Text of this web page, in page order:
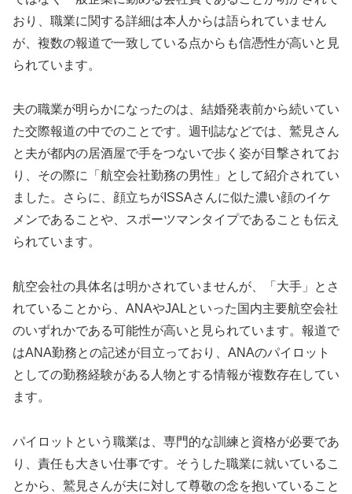
おり、職業に関する詳細は本人からは語られていません
が、複数の報道で一致している点からも信憑性が高いと見
られています。
夫の職業が明らかになったのは、結婚発表前から続いてい
た交際報道の中でのことです。週刊誌などでは、鷲見さん
と夫が都内の居酒屋で手をつないで歩く姿が目撃されてお
り、その際に「航空会社勤務の男性」として紹介されてい
ました。さらに、顔立ちがISSAさんに似た濃い顔のイケ
メンであることや、スポーツマンタイプであることも伝え
られています。
航空会社の具体名は明かされていませんが、「大手」とさ
れていることから、ANAやJALといった国内主要航空会社
のいずれかである可能性が高いと見られています。報道で
はANA勤務との記述が目立っており、ANAのパイロット
としての勤務経験がある人物とする情報が複数存在してい
ます。
パイロットという職業は、専門的な訓練と資格が必要であ
り、責任も大きい仕事です。そうした職業に就いているこ
とから、鷲見さんが夫に対して尊敬の念を抱いていること